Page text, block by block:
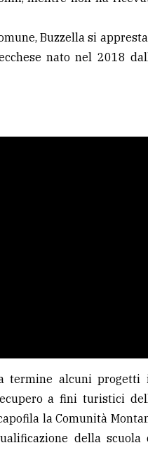
Buzzella si
nato nel 2018
termine alcuni progetti
a fini turistici
la Comunità
della scuola